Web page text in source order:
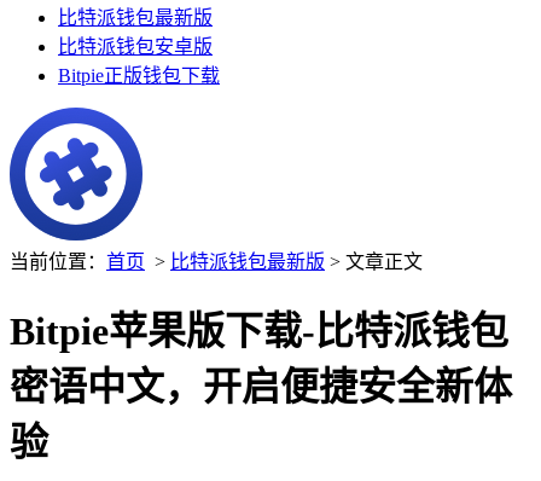
比特派钱包最新版
比特派钱包安卓版
Bitpie正版钱包下载
当前位置： 首页 > 比特派钱包最新版 > 文章正文
Bitpie苹果版下载-比特派钱包
密语中文，开启便捷安全新体
验